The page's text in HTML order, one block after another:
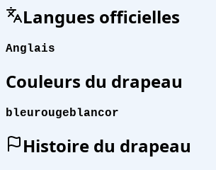
Langues officielles
Anglais
Couleurs du drapeau
bleurougeblancor
Histoire du drapeau